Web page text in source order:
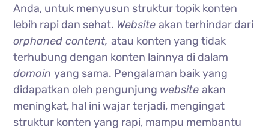
Anda, untuk menyusun struktur topik konten
lebih rapi dan sehat. Websiteakan terhindar dari
orphaned content,atau konten yang tidak
terhubung dengan konten lainnya di dalam
domainyang sama. Pengalaman baik yang
didapatkan oleh pengunjung websiteakan
meningkat, hal ini wajar terjadi, mengingat
struktur konten yang rapi, mampu membantu